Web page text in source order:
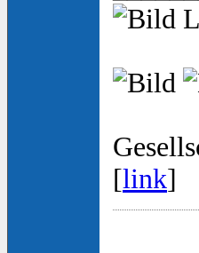
[link]